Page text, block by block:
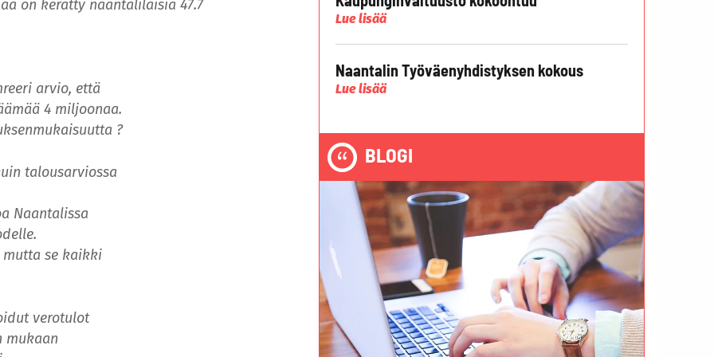
on kerätty naantalilaisia 47.7
arvio, että
4 miljoonaa.
?
talousarviossa
Naantalissa
se kaikki
verotulot
mukaan
Lue lisää
Naantalin Työväenyhdistyksen kokous
Lue lisää
BLOGI